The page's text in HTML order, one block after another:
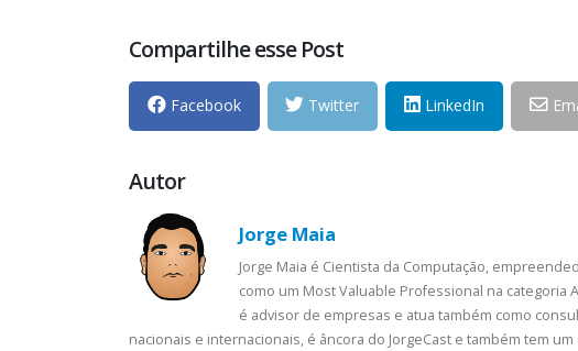
Compartilhe esse Post
Facebook Twitter LinkedIn
Autor
Jorge Maia
Jorge Maia é Cientista da Computação,
como um Most Valuable Professional na categoria
é advisor de empresas e atua também como
nacionais e internacionais, é âncora do JorgeCast e também tem